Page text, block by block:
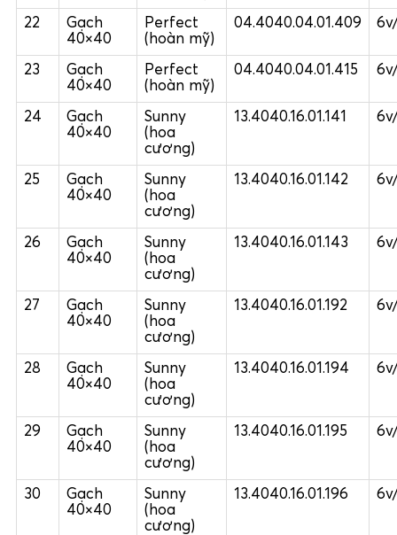
22
Gạch
40×40
Perfect
(hoàn mỹ)
04.4040.04.01.409
23
Gạch
40×40
Perfect
(hoàn mỹ)
04.4040.04.01.415
24
Gạch
40×40
Sunny
(hoa
cương)
13.4040.16.01.141
25
Gạch
40×40
Sunny
(hoa
cương)
13.4040.16.01.142
26
Gạch
40×40
Sunny
(hoa
cương)
13.4040.16.01.143
27
Gạch
40×40
Sunny
(hoa
cương)
13.4040.16.01.192
28
Gạch
40×40
Sunny
(hoa
cương)
13.4040.16.01.194
29
Gạch
40×40
Sunny
(hoa
cương)
13.4040.16.01.195
30
Gạch
40×40
Sunny
(hoa
cương)
13.4040.16.01.196